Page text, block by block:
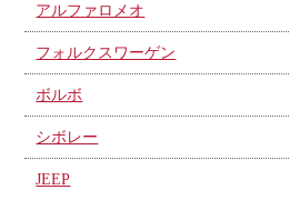
アルファロメオ
フォルクスワーゲン
ボルボ
シボレー
JEEP